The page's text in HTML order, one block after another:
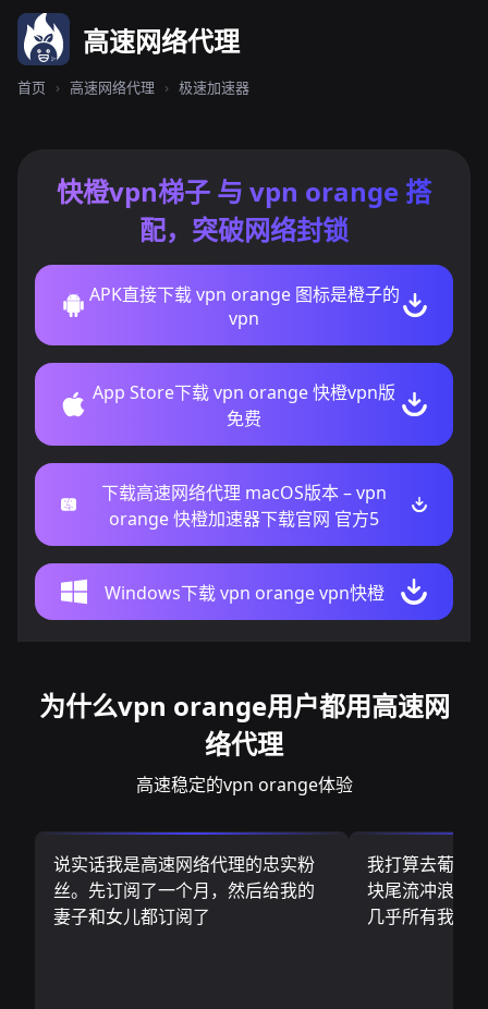
高速网络代理
首页 › 高速网络代理 › 极速加速器
快橙vpn梯子 与 vpn orange 搭
配，突破网络封锁
APK直接下载 vpn orange 图标是橙子的
vpn
App Store下载 vpn orange 快橙vpn版
免费
下载高速网络代理 macOS版本 – vpn
orange 快橙加速器下载官网 官方5
Windows下载 vpn orange vpn快橙
为什么vpn orange用户都用高速网
络代理
高速稳定的vpn orange体验
说实话我是高速网络代理的忠实粉
丝。先订阅了一个月，然后给我的
妻子和女儿都订阅了
我打算去葡萄
块尾流冲浪板
几乎所有我需